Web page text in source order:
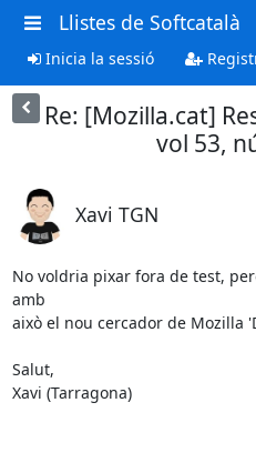
Llistes de Softcatalà
Inicia la sessió
Re: [Mozilla.cat]
vol 53,
Xavi TGN
No voldria pixar fora de test,
amb
això el nou cercador de Mozilla
Salut,
Xavi (Tarragona)